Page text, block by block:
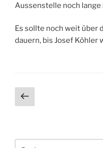
Aussenstelle noch
Es sollte noch weit über
dauern, bis Josef Köhler
der
Vorherige
Seite